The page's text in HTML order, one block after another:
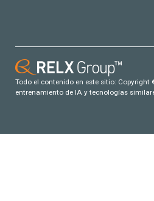
Todo el contenido en este sitio: Copyright
entrenamiento de IA y tecnologías